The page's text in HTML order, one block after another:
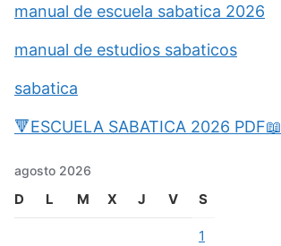
manual de escuela sabatica 2026
manual de estudios sabaticos
sabatica
🔻ESCUELA SABATICA 2026 PDF📖
agosto 2026
D L M X J V S
1